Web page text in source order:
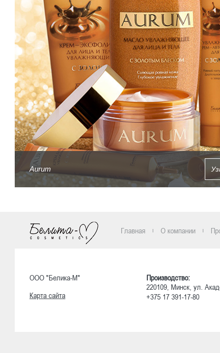
Aurum
Главная О компании
ООО "Белика-М"
Карта сайта
Производство:
220109, Минск, ул.
+375 17 391-17-80